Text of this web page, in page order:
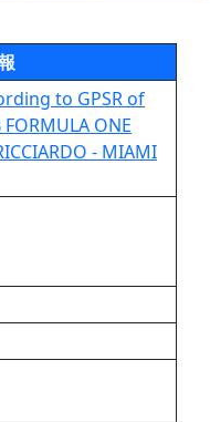
to GPSR of
ONE
- MIAMI